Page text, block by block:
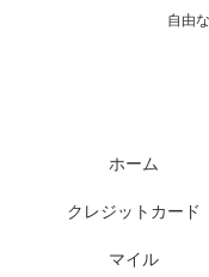
自由
ホーム
クレジットカード
マイル